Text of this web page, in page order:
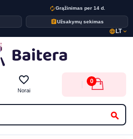
autorenewGrąžinimas per 14 d.
assignmentUžsakymų sekimas
language LTexpand_more
search
favorite_border
Norai
0